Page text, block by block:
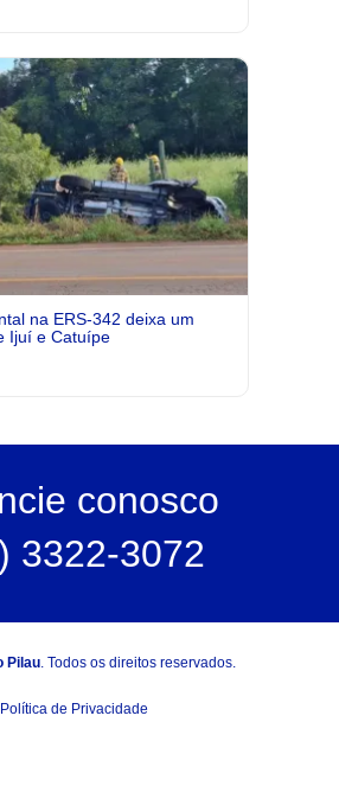
na ERS-342 deixa um
Ijuí e Catuípe
conosco
3322-3072
Pilau. Todos os direitos reservados.
Política de Privacidade